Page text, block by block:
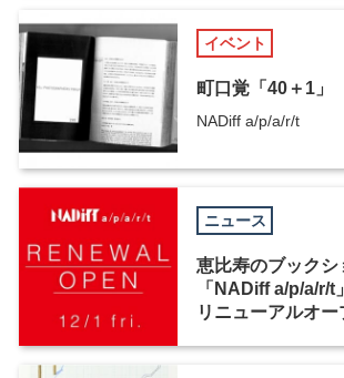
イベント
町口覚「40＋1」
NADiff a/p/a/r/t
ニュース
恵比寿のブックシ
「NADiff a/p/a/r/t
リニューアルオー